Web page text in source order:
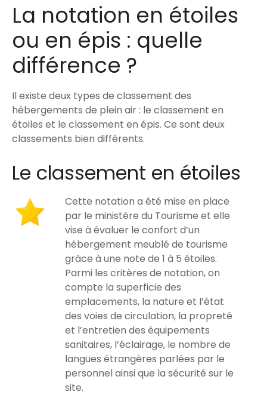
La notation en étoiles
ou en épis : quelle
différence ?
Il existe deux types de classement des
hébergements de plein air : le classement en
étoiles et le classement en épis. Ce sont deux
classements bien différents.
Le classement en étoiles
Cette notation a été mise en place
par le ministère du Tourisme et elle
vise à évaluer le confort d’un
hébergement meublé de tourisme
grâce à une note de 1 à 5 étoiles.
Parmi les critères de notation, on
compte la superficie des
emplacements, la nature et l’état
des voies de circulation, la propreté
et l’entretien des équipements
sanitaires, l’éclairage, le nombre de
langues étrangères parlées par le
personnel ainsi que la sécurité sur le
site.